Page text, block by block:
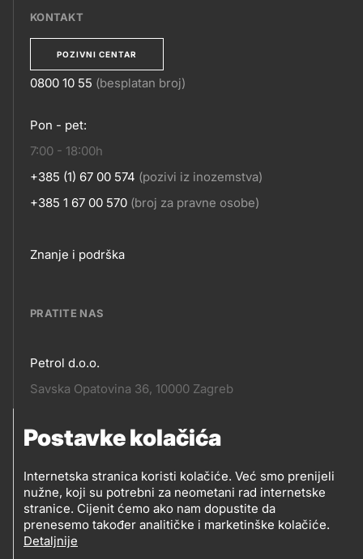
Postavke kolačića
Internetska stranica koristi kolačiće. Već smo prenijeli
nužne, koji su potrebni za neometani rad internetske
stranice. Cijenit ćemo ako nam dopustite da
prenesemo također analitičke i marketinške kolačiće.
Detaljnije
APLIKACIJE
KONTAKT
POZIVNI CENTAR
KONTAKT
0800 10 55 (besplatan broj)
Pon - pet:
7:00 - 18:00h
+385 (1) 67 00 574 (pozivi iz inozemstva)
+385 1 67 00 570 (broj za pravne osobe)
Footer
Znanje i podrška
PRATITE NAS
Pratite
Petrol d.o.o.
Savska Opatovina 36, 10000 Zagreb
Pratite
nas
Social
media
PRATITE PETROL NA